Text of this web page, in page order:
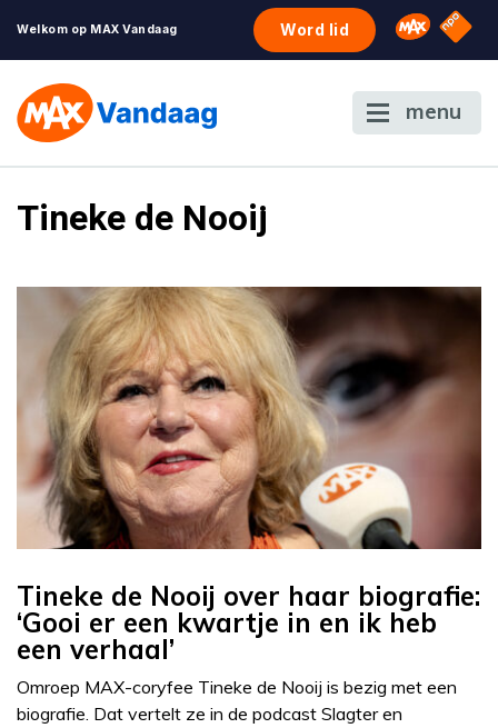
Welkom op MAX Vandaag Word lid Omroep
NPO
menu
Tineke de Nooij
Tineke de Nooij over haar biografie:
‘Gooi er een kwartje in en ik heb
een verhaal’
Omroep MAX-coryfee Tineke de Nooij is bezig met een
biografie. Dat vertelt ze in de podcast Slagter en